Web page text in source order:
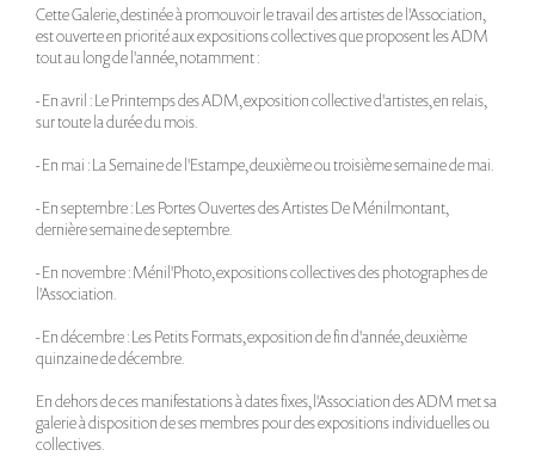
Cette Galerie, destinée à promouvoir le travail des artistes de l'Association,
est ouverte en priorité aux expositions collectives que proposent les ADM
tout au long de l'année, notamment :
- En avril :Le Printemps des ADM, exposition collective d'artistes, en relais,
sur toute la durée du mois.
- En mai :La Semaine de l'Estampe, deuxième ou troisième semaine de mai.
- En septembre :Les Portes Ouvertes des Artistes De Ménilmontant,
dernière semaine de septembre.
- En novembre :Ménil'Photo, expositions collectives des photographes de
l'Association.
- En décembre :Les Petits Formats, exposition de fin d'année, deuxième
quinzaine de décembre.
En dehors de ces manifestations à dates fixes, l'Association des ADM met sa
galerie à disposition de ses membres pour des expositions individuelles ou
collectives.